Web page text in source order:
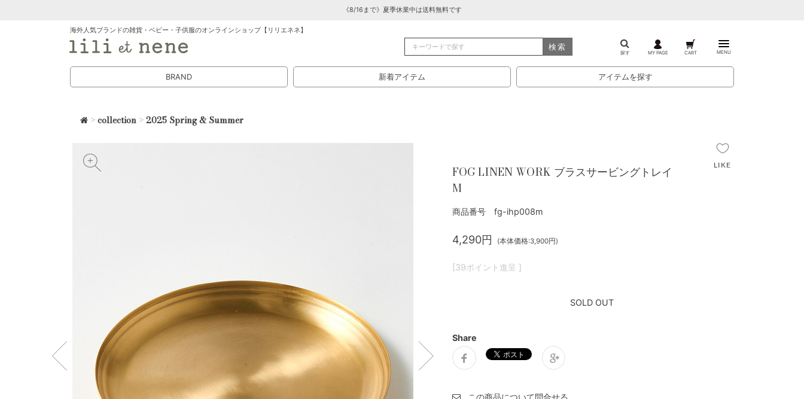
《8/16まで》夏季休業中は送料無料です
海外人気ブランドの雑貨・ベビー・子供服のオンラインショップ【リリエネネ】
検索
探す MY PAGE CART MENU
BRAND 新着アイテム アイテムを探す
>collection >2025 Spring & Summer
FOG LINEN WORK ブラスサービングトレイ
M
商品番号 fg-ihp008m
4,290円 (本体価格:3,900円)
[39ポイント進呈 ]
SOLD OUT
Share